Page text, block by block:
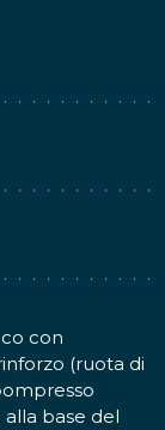
con
(ruota di
base del